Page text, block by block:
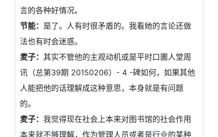
言的各种好情况。
节能： 是了。人有时很矛盾的。我看她的言论还做
法也有时会迷惑。
麦子： 其实不管他的主观动机或是平时口圕人堂周
讯（总第39期 20150206）- 4 -碑如何，如果其他
人能把他的话理解成这种意思，本身就是有问题
的。
麦子： 我觉得现在社会上本来对图书馆的社会作用
本来就不够理解，作为管理人员或者是行业的某种